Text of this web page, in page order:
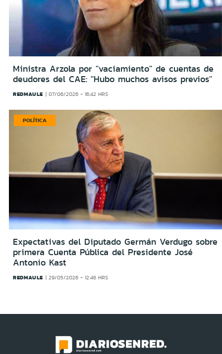
Ministra Arzola por ''vaciamiento'' de cuentas de
deudores del CAE: ''Hubo muchos avisos previos''
REDMAULE 07/06/2026 - 16:42 HRS
POLÍTICA
Expectativas del Diputado Germán Verdugo sobre
primera Cuenta Pública del Presidente José
Antonio Kast
REDMAULE 29/05/2026 - 12:46 HRS